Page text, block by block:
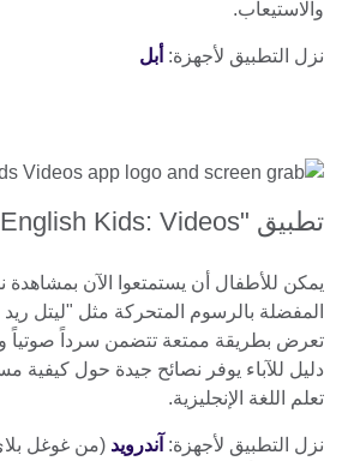
والاستيعاب.
نزل التطبيق لأجهزة: أبل
تطبيق "LearnEnglish Kids: Videos"
يمكن للأطفال أن يستمتعوا الآن
المفضلة بالرسوم المتحركة مثل "ليتل ريد
تعرض بطريقة ممتعة تتضمن سرداً صوتياً
دليل للآباء يوفر نصائح جيدة حول كيفية
تعلم اللغة الإنجليزية.
نزل التطبيق لأجهزة: آندرويد (من غوغل